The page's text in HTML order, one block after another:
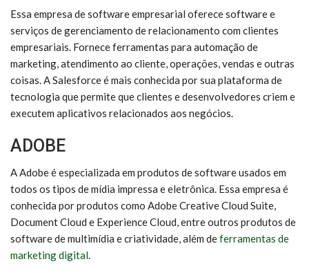
Essa empresa de software empresarial oferece software e
serviços de gerenciamento de relacionamento com clientes
empresariais. Fornece ferramentas para automação de
marketing, atendimento ao cliente, operações, vendas e outras
coisas. A Salesforce é mais conhecida por sua plataforma de
tecnologia que permite que clientes e desenvolvedores criem e
executem aplicativos relacionados aos negócios.
ADOBE
A Adobe é especializada em produtos de software usados em
todos os tipos de mídia impressa e eletrônica. Essa empresa é
conhecida por produtos como Adobe Creative Cloud Suite,
Document Cloud e Experience Cloud, entre outros produtos de
software de multimídia e criatividade, além deferramentas de
marketing digital.